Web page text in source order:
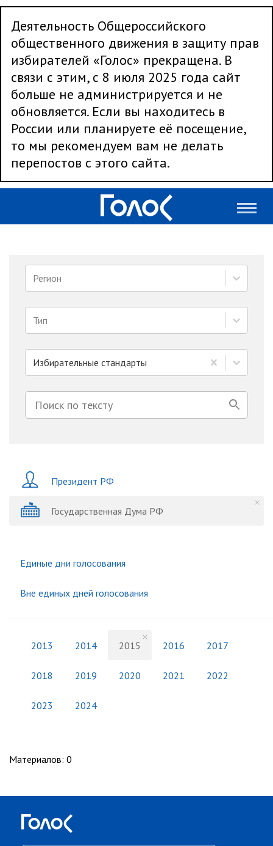
Деятельность Общероссийского
общественного движения в защиту прав
избирателей «Голос» прекращена. В
связи с этим, с 8 июля 2025 года сайт
больше не администрируется и не
обновляется. Если вы находитесь в
России или планируете её посещение,
то мы рекомендуем вам не делать
перепостов с этого сайта.
Регион
Тип
Избирательные стандарты
Президент РФ
Государственная Дума РФ
Единые дни голосования
Вне единых дней голосования
2013 2014 2015 2016 2017
2018 2019 2020 2021 2022
2023 2024
Материалов: 0